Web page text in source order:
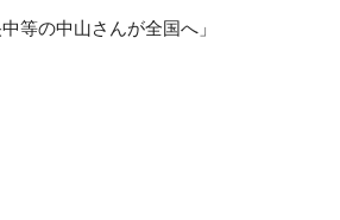
等の中山さんが全国へ」